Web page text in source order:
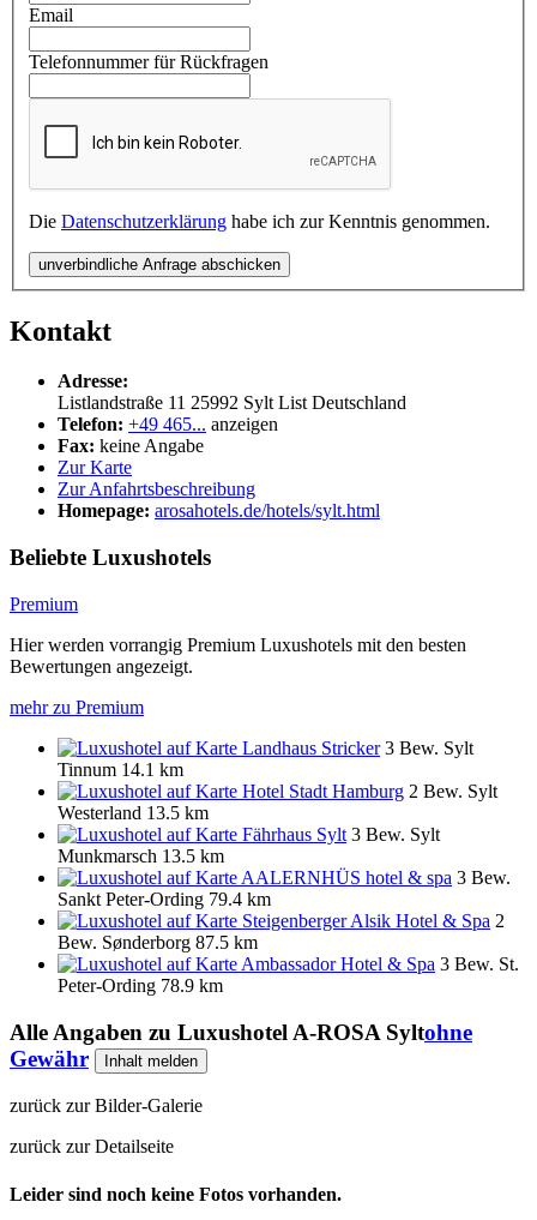
Email
Telefonnummer für Rückfragen
Die Datenschutzerklärung habe ich zur Kenntnis genommen.
unverbindliche Anfrage abschicken
Kontakt
Adresse:
Listlandstraße 11 25992 Sylt List Deutschland
Telefon: +49 465... anzeigen
Fax: keine Angabe
Zur Karte
Zur Anfahrtsbeschreibung
Homepage: arosahotels.de/hotels/sylt.html
Beliebte Luxushotels
Premium
Hier werden vorrangig Premium Luxushotels mit den besten
Bewertungen angezeigt.
mehr zu Premium
Landhaus Stricker 3 Bew. Sylt
Tinnum 14.1 km
Hotel Stadt Hamburg 2 Bew. Sylt
Westerland 13.5 km
Fährhaus Sylt 3 Bew. Sylt
Munkmarsch 13.5 km
AALERNHÜS hotel & spa 3 Bew.
Sankt Peter-Ording 79.4 km
Steigenberger Alsik Hotel & Spa 2
Bew. Sønderborg 87.5 km
Ambassador Hotel & Spa 3 Bew. St.
Peter-Ording 78.9 km
Alle Angaben zu Luxushotel A-ROSA Syltohne
Gewähr
Inhalt melden
zurück zur Bilder-Galerie
zurück zur Detailseite
Leider sind noch keine Fotos vorhanden.